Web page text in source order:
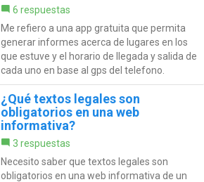
6 respuestas
Me refiero a una app gratuita que permita
generar informes acerca de lugares en los
que estuve y el horario de llegada y salida de
cada uno en base al gps del telefono.
¿Qué textos legales son
obligatorios en una web
informativa?
3 respuestas
Necesito saber que textos legales son
obligatorios en una web informativa de un